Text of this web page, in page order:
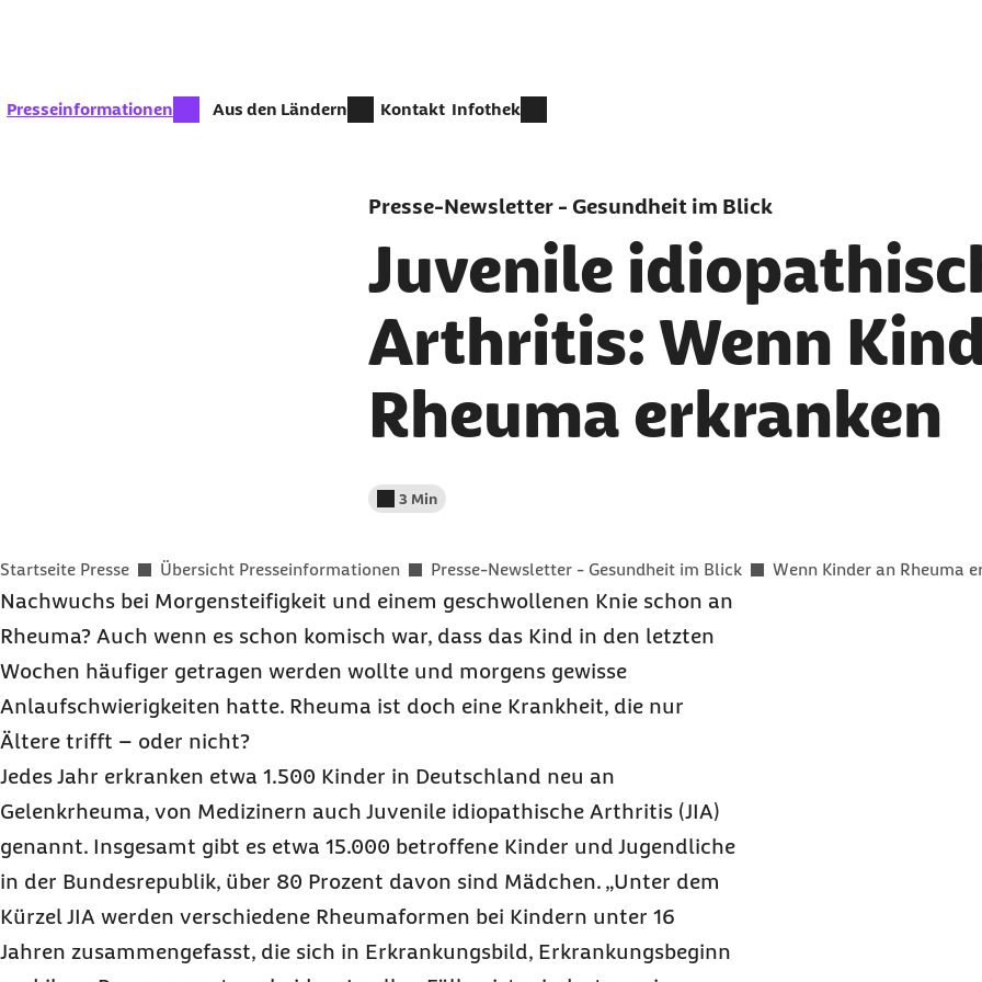
zur Zeit aktiv:
Presseinformationen Aus den Ländern Kontakt Infothek
Presse-Newsletter - Gesundheit im Blick
Juvenile
Arthritis: Wenn
Rheuma erkranken
Lesedauer weniger als
3 Min
Sie befinden sich hier:
Startseite Presse Übersicht Presseinformationen Presse-Newsletter - Gesundheit im Blick Wenn Kinder an Rheuma
Nachwuchs bei Morgensteifigkeit und einem geschwollenen Knie schon an
Rheuma? Auch wenn es schon komisch war, dass das Kind in den letzten
Wochen häufiger getragen werden wollte und morgens gewisse
Anlaufschwierigkeiten hatte. Rheuma ist doch eine Krankheit, die nur
Ältere trifft – oder nicht?
Jedes Jahr erkranken etwa 1.500 Kinder in Deutschland neu an
Gelenkrheuma, von Medizinern auch Juvenile idiopathische Arthritis (JIA)
genannt. Insgesamt gibt es etwa 15.000 betroffene Kinder und Jugendliche
in der Bundesrepublik, über 80 Prozent davon sind Mädchen. „Unter dem
Kürzel JIA werden verschiedene Rheumaformen bei Kindern unter 16
Jahren zusammengefasst, die sich in Erkrankungsbild, Erkrankungsbeginn